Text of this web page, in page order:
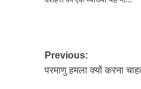
Post
navigation
Previous:
परमाणु हमला क्यों करना